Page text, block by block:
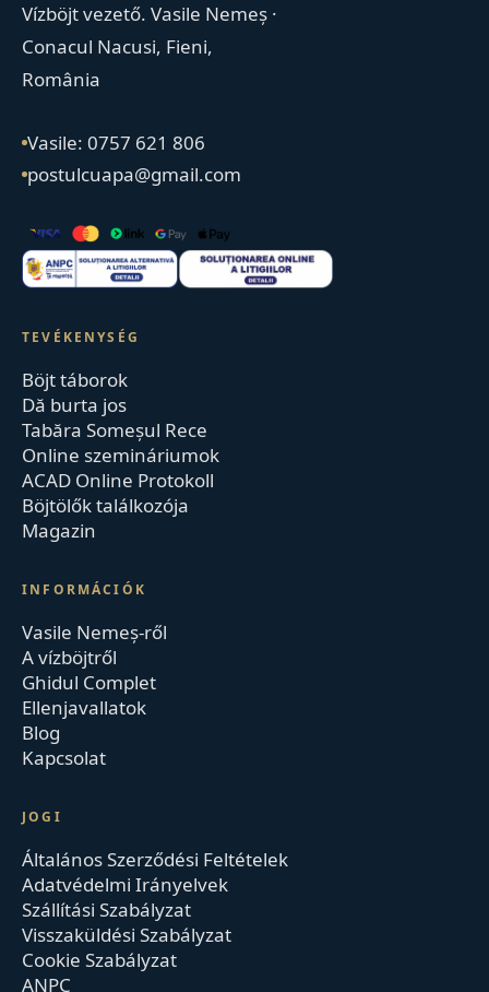
Vízböjt vezető. Vasile Nemeș ·
Conacul Nacusi, Fieni,
România
Vasile: 0757 621 806
postulcuapa@gmail.com
TEVÉKENYSÉG
Böjt táborok
Dă burta jos
Tabăra Someșul Rece
Online szemináriumok
ACAD Online Protokoll
Böjtölők találkozója
Magazin
INFORMÁCIÓK
Vasile Nemeș-ről
A vízböjtről
Ghidul Complet
Ellenjavallatok
Blog
Kapcsolat
JOGI
Általános Szerződési Feltételek
Adatvédelmi Irányelvek
Szállítási Szabályzat
Visszaküldési Szabályzat
Cookie Szabályzat
ANPC